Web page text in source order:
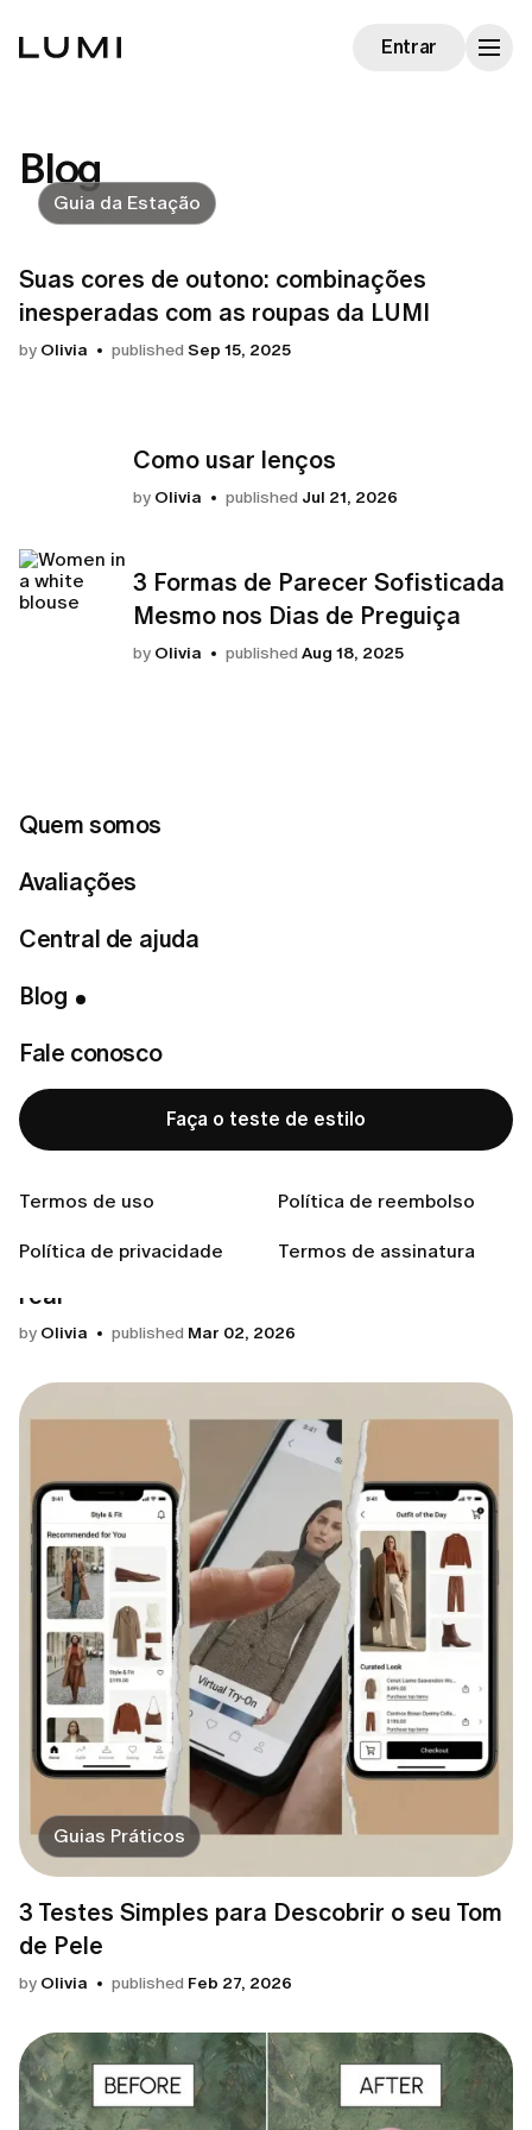
Quem somos
Avaliações
Central de ajuda
Blog
Fale conosco
Faça o teste de estilo
Termos de uso Política de reembolso
Política de privacidade Termos de assinatura
Entrar
Blog
Guia da Estação
Suas cores de outono: combinações
inesperadas com as roupas da LUMI
by Olivia published Sep 15, 2025
Como usar lenços
by Olivia published Jul 21, 2026
3 Formas de Parecer Sofisticada
Mesmo nos Dias de Preguiça
by Olivia published Aug 18, 2025
Todos os artigos
Como usar lenços
Olivia publishedJul 21, 2026
Previsões de estilo para 2026, para a vida
real
by Olivia published Mar 02, 2026
Guias Práticos
3 Testes Simples para Descobrir o seu Tom
de Pele
by Olivia published Feb 27, 2026